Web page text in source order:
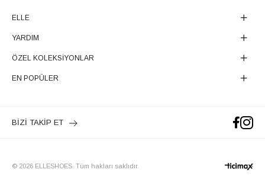
ELLE
YARDIM
ÖZEL KOLEKSİYONLAR
EN POPÜLER
BİZİ TAKİP ET
© 2026 ELLESHOES. Tüm hakları saklıdır.